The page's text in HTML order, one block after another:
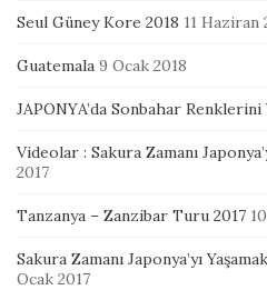
Seul Güney Kore 2018 11 Haziran
Guatemala 9 Ocak 2018
JAPONYA’da Sonbahar Renklerini
Videolar : Sakura Zamanı
2017
Tanzanya – Zanzibar Turu 2017
Sakura Zamanı Japonya’yı
Ocak 2017